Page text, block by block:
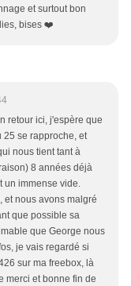
et surtout bon
bises ❤️
retour ici, j'espère que
25 se rapproche, et
nous tient tant à
8 années déjà
un immense vide.
et nous avons malgré
que possible sa
que George nous
je vais regardé si
sur ma freebox, là
merci et bonne fin de